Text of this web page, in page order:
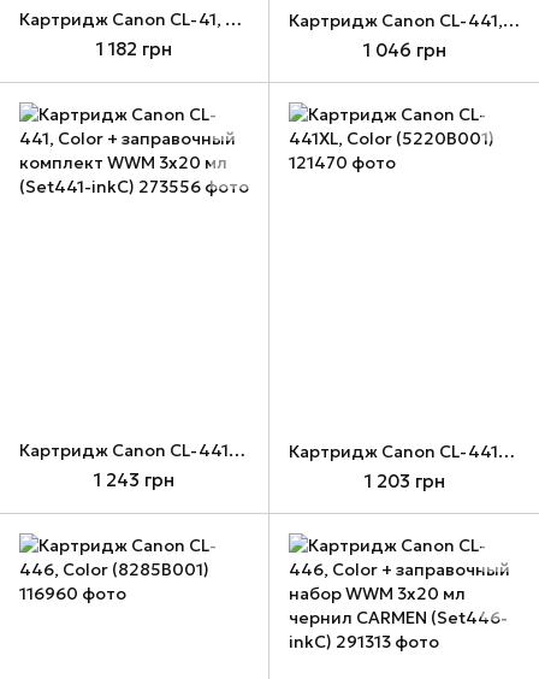
Картридж Canon CL-41, Color (0617B025)
1 182 грн
Картридж Canon CL-441, Color (5221B001)
1 046 грн
Картридж Canon CL-441, Color + заправочный комплект WWM 3x20 мл (Set441-inkC)
1 243 грн
Картридж Canon CL-441XL, Color (5220B001)
1 203 грн